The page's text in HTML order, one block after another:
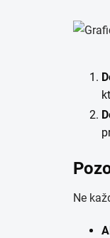
Ne